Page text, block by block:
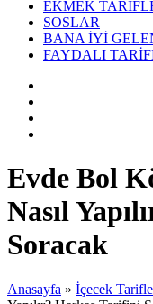
EKMEK
SOSLAR
BANA İYİ
FAYDALI
Evde Bol
Nasıl
Soracak
Anasayfa » İçecek